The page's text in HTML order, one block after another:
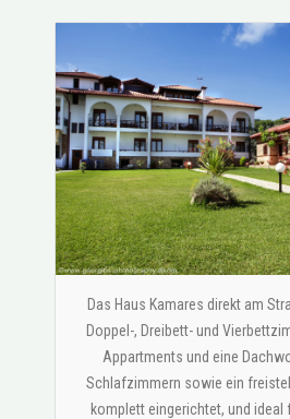
Das Haus Kamares direkt am
Doppel-, Dreibett- und
Appartments und eine
Schlafzimmern sowie ein
komplett eingerichtet, und ideal